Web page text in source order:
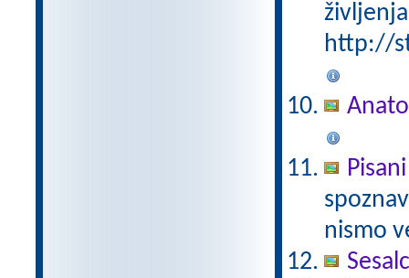
http://
nismo